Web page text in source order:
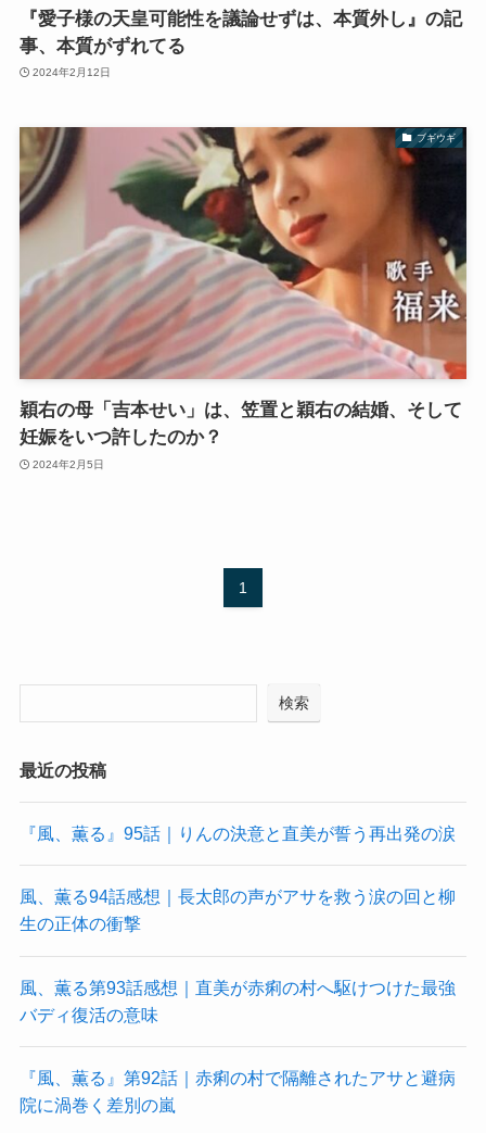
『愛子様の天皇可能性を議論せずは、本質外し』の記
事、本質がずれてる
2024年2月12日
ブギウギ
穎右の母「吉本せい」は、笠置と穎右の結婚、そして
妊娠をいつ許したのか？
2024年2月5日
1
検索
最近の投稿
『風、薫る』95話｜りんの決意と直美が誓う再出発の涙
風、薫る94話感想｜長太郎の声がアサを救う涙の回と柳
生の正体の衝撃
風、薫る第93話感想｜直美が赤痢の村へ駆けつけた最強
バディ復活の意味
『風、薫る』第92話｜赤痢の村で隔離されたアサと避病
院に渦巻く差別の嵐